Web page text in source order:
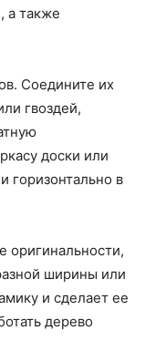
а также
Соедините их
гвоздей,
доски или
горизонтально в
оригинальности,
ширины или
и сделает ее
дерево